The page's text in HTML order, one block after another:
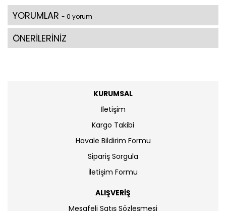
YORUMLAR - 0 yorum
ÖNERİLERİNİZ
KURUMSAL
İletişim
Kargo Takibi
Havale Bildirim Formu
Sipariş Sorgula
İletişim Formu
ALIŞVERİŞ
Mesafeli Satış Sözleşmesi